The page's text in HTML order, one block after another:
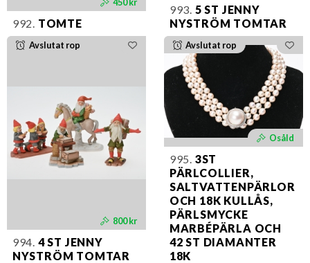
992. TOMTE
993. 5 ST JENNY
NYSTRÖM TOMTAR
Avslutat rop
800 kr
994. 4 ST JENNY
NYSTRÖM TOMTAR
Avslutat rop
Osåld
995. 3ST
PÄRLCOLLIER,
SALTVATTENPÄRLOR
OCH 18K KULLÅS,
PÄRLSMYCKE
MARBÉPÄRLA OCH
42 ST DIAMANTER
18K